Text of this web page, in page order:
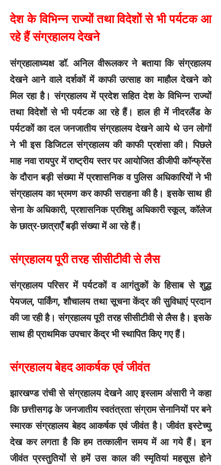
देश के विभिन्न राज्यों तथा विदेशोें से भी पर्यटक आ
रहे हैं संग्रहालय देखने
संग्रहालाध्यक्ष डॉ. अनिल वीरूलकर ने बताया कि संग्रहालय
देखने आने वाले दर्शकों में काफी उत्साह का माहौल देखने को
मिल रहा है। संग्रहालय में प्रदेश सहित देश के विभिन्न राज्यों
तथा विदेशोें से भी पर्यटक आ रहे हैं। हाल ही में नीदरलैंड के
पर्यटकों का दल जनजातीय संग्रहालय देखने आये थे उन लोगों
ने भी इस डिजिटल संग्रहालय की काफी प्रशंसा की। पिछले
माह नवा रायपुर में राष्ट्रीय स्तर पर आयोजित डीजीपी कॉन्फ्रेंस
के दौरान बड़ी संख्या में प्रशासनिक व पुलिस अधिकारियों ने भी
संग्रहालय का भ्रमण कर काफी सराहना की है। इसके साथ ही
सेना के अधिकारी, प्रशासनिक प्रशिक्षु अधिकारी स्कूल, कॉलेज
के छात्र-छात्राएँ बड़ी संख्या में आ रहे हैं।
संग्रहालय पूरी तरह सीसीटीवी से लैस
संग्रहालय परिसर में पर्यटकों व आगंतुकों के हिसाब से शुद्ध
पेयजल, पार्किंग, शौचालय तथा सूचना केंद्र की सुविधाएं प्रदान
की जा रही है। संग्रहालय पूरी तरह सीसीटीवी से लैस है। इसके
साथ ही प्राथमिक उपचार केंद्र भी स्थापित किए गए हैं।
संग्रहालय बेहद आकर्षक एवं जीवंत
झारखण्ड रांची से संग्रहालय देखने आए इस्लाम अंसारी ने कहा
कि छत्तीसगढ़ के जनजातीय स्वतंत्रता संग्राम सेनानियों पर बने
स्मारक संग्रहालय बेहद आकर्षक एवं जीवंत है। जीवंत इस्टेच्यु
देख कर लगता है कि हम तत्कालीन समय में आ गये हैं। इन
जीवंत प्रस्तुतियों से हमें उस काल की स्मृतियां महसूस होने